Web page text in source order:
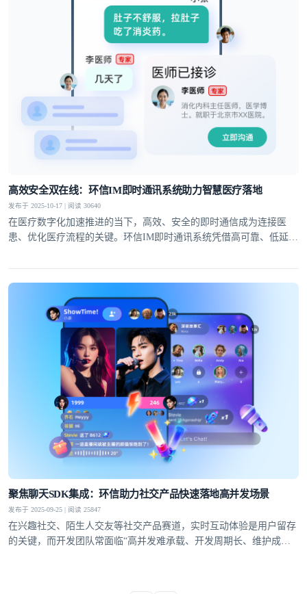
高效安全双在线：环信IM即时通讯系统助力智慧医疗落地
发布于 2025-10-17 | 阅读 30640
在医疗数字化加速推进的当下，高效、安全的即时通信成为连接医
患、优化医疗流程的关键。环信IM即时通讯系统凭借高可靠、低延
诊、医院数字化、智慧医疗三大方向提供多维度的通信支持，显著提
升医疗服务效率与质量
聚焦聊天SDK集成：环信助力社交产品快速落地高并发场景
发布于 2025-09-25 | 阅读 25847
在兴趣社交、陌生人交友等社交产品赛道，实时互动体验是用户留存
的关键，而开发团队常面临“高并发难承载、开发周期长、维护成本